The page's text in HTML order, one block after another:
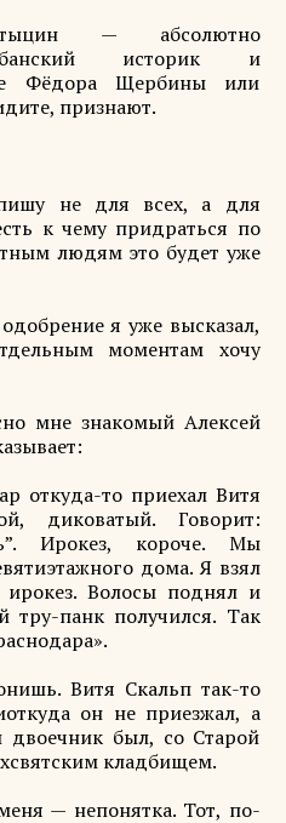
— абсолютно
историк и
Фёдора Щербины или
признают.
не для всех, а для
к чему придраться по
людям это будет уже
я уже высказал,
моментам хочу
мне знакомый Алексей
откуда-то приехал Витя
диковатый. Говорит:
Ирокез, короче. Мы
дома. Я взял
Волосы поднял и
тру-панк получился. Так
Витя Скальп так-то
он не приезжал, а
двоечник был, со Старой
кладбищем.
— непонятка. Тот, по-